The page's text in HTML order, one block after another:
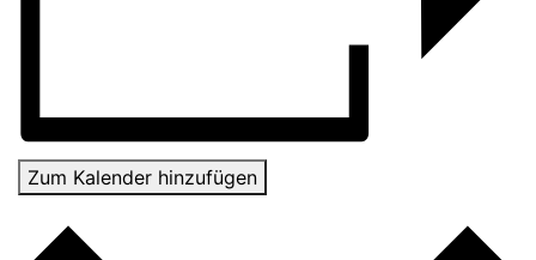
Zum Kalender hinzufügen